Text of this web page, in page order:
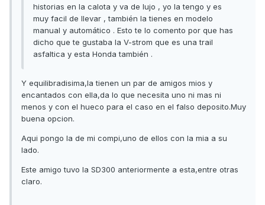
historias en la calota y va de lujo , yo la tengo y es
muy facil de llevar , también la tienes en modelo
manual y automático . Esto te lo comento por que has
dicho que te gustaba la V-strom que es una trail
asfaltica y esta Honda también .
Y equilibradisima,la tienen un par de amigos mios y
encantados con ella,da lo que necesita uno ni mas ni
menos y con el hueco para el caso en el falso deposito.Muy
buena opcion.
Aqui pongo la de mi compi,uno de ellos con la mia a su
lado.
Este amigo tuvo la SD300 anteriormente a esta,entre otras
claro.